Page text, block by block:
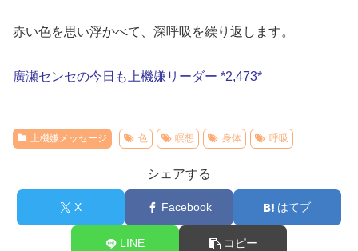
赤い色を思い浮かべて、深呼吸を繰り返します。
廣瀬センセの今日も上機嫌リーダー *2,473*
上機嫌メッセージ 色 瞑想 身体 呼吸
シェアする
X Facebook はてブ
LINE コピー